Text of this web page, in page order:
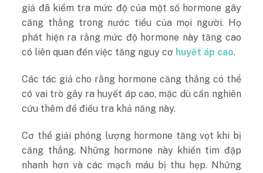
giả đã kiểm tra mức độ của một số hormone gây
căng thẳng trong nước tiểu của mọi người. Họ
phát hiện ra rằng mức độ hormone này tăng cao
có liên quan đến việc tăng nguy cơ huyết áp cao.
Các tác giả cho rằng hormone căng thẳng có thể
có vai trò gây ra huyết áp cao, mặc dù cần nghiên
cứu thêm để điều tra khả năng này.
Cơ thể giải phóng lượng hormone tăng vọt khi bị
căng thẳng. Những hormone này khiến tim đập
nhanh hơn và các mạch máu bị thu hẹp. Những